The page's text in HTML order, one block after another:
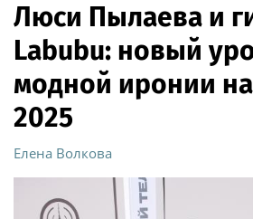
Люси Пылаева и
Labubu: новый
модной иронии на
2025
Елена Волкова